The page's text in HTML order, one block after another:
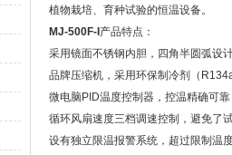
植物栽培、育种试验的恒温设备。
MJ-500F-I 产品特点：
采用镜面不锈钢内胆，四角半圆弧设
品牌压缩机，采用环保制冷剂（
微电脑PID温度控制器，控温精确可
循环风扇速度三档调速控制，避免了
设有独立限温报警系统，超过限制温